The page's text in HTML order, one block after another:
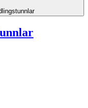
Växthus & Odlingstunnlar